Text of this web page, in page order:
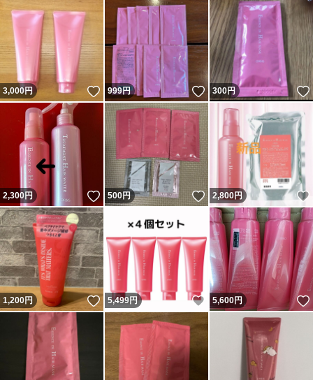
3,000円 いいね！
999円 いいね！
300円
2,300円 いいね！
500円 いいね！
2,800円
1,200円 いいね！
5,499円 いいね！
5,600円